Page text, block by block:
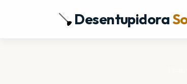
Desentupidora